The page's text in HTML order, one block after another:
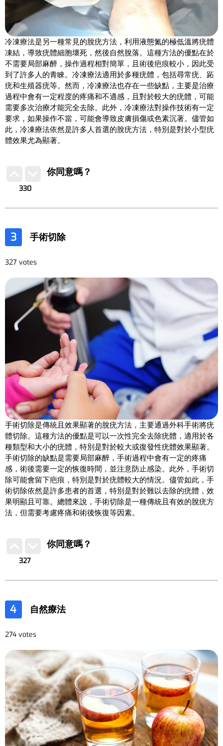
冷凍療法是另一種常見的脫疣方法，利用液態氮的極低溫將疣體
凍結，導致疣體細胞壞死，然後自然脫落。這種方法的優點在於
不需要局部麻醉，操作過程相對簡單，且術後疤痕較小，因此受
到了許多人的青睞。冷凍療法適用於多種疣體，包括尋常疣、跖
疣和生殖器疣等。然而，冷凍療法也存在一些缺點，主要是治療
過程中會有一定程度的疼痛和不適感，且對於較大的疣體，可能
需要多次治療才能完全去除。此外，冷凍療法對操作技術有一定
要求，如果操作不當，可能會導致皮膚損傷或色素沉著。儘管如
此，冷凍療法依然是許多人首選的脫疣方法，特別是對於小型疣
體效果尤為顯著。
330
你同意嗎？
3 手術切除
327 votes
手術切除是傳統且效果顯著的脫疣方法，主要通過外科手術將疣
體切除。這種方法的優點是可以一次性完全去除疣體，適用於各
種類型和大小的疣體，特別是對於較大或復發性疣體效果顯著。
手術切除的缺點是需要局部麻醉，手術過程中會有一定的疼痛
感，術後需要一定的恢復時間，並注意防止感染。此外，手術切
除可能會留下疤痕，特別是對於疣體較大的情況。儘管如此，手
術切除依然是許多患者的首選，特別是對於難以去除的疣體，效
果明顯且可靠。總體來說，手術切除是一種傳統且有效的脫疣方
法，但需要考慮疼痛和術後恢復等因素。
327
你同意嗎？
4 自然療法
274 votes